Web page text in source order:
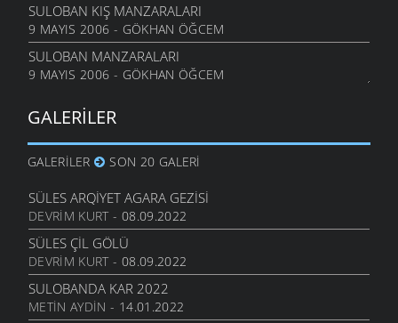
SULOBAN KIŞ MANZARALARI
9 MAYIS 2006 - GÖKHAN ÖĞCEM
SULOBAN MANZARALARI
9 MAYIS 2006 - GÖKHAN ÖĞCEM
GALERILER
GALERILER SON 20 GALERI
SÜLES ARQIYET AGARA GEZISI
DEVRIM KURT- 08.09.2022
SÜLES ÇIL GÖLÜ
DEVRIM KURT- 08.09.2022
SULOBANDA KAR 2022
METIN AYDIN - 14.01.2022